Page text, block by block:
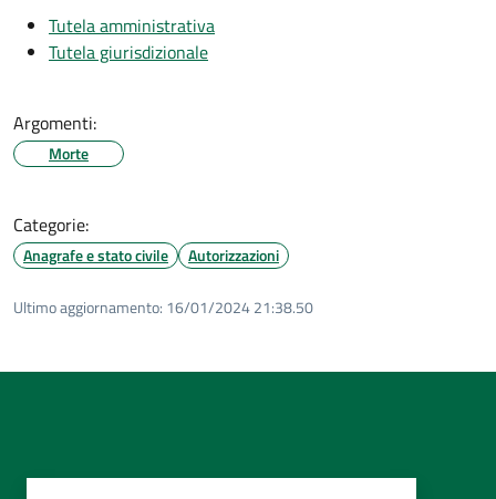
Tutela amministrativa
Tutela giurisdizionale
Argomenti:
Morte
Categorie:
Anagrafe e stato civile Autorizzazioni
Ultimo aggiornamento: 16/01/2024 21:38.50